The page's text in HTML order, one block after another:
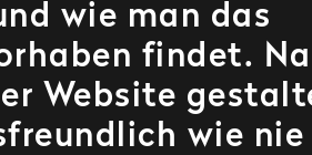
wie man das
findet.
Website
wie nie